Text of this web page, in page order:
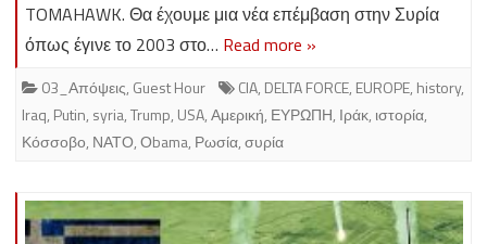
TOMAHAWK. Θα έχουμε μια νέα επέμβαση στην Συρία
όπως έγινε το 2003 στο… Read more »
03_Απόψεις, Guest Hour CIA, DELTA FORCE, EUROPE, history,
Iraq, Putin, syria,Trump, USA,Αμερική, ΕΥΡΩΠΗ, Ιράκ, ιστορία,
Κόσσοβο, ΝΑΤΟ,Οbama, Ρωσία,συρία